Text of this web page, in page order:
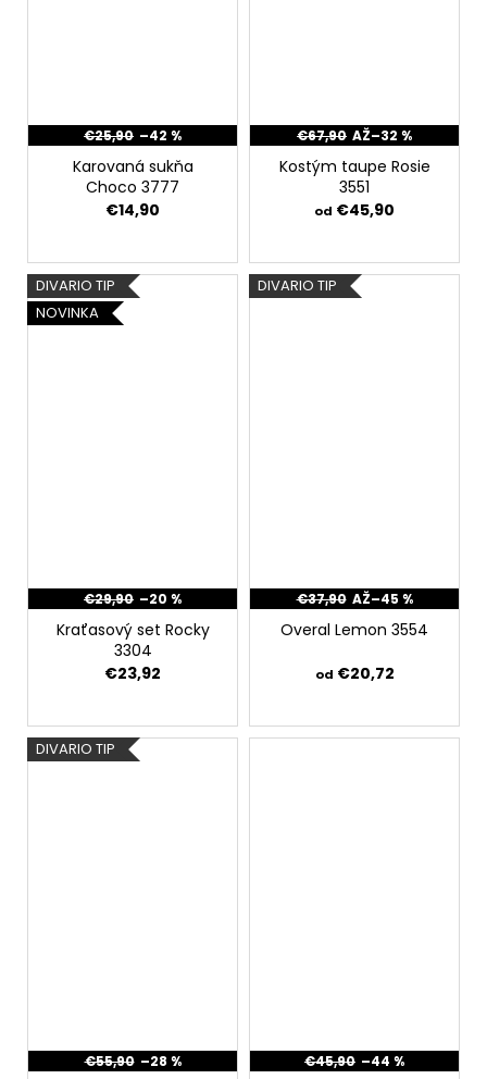
€25,90 –42 %
Karovaná sukňa
Choco 3777
€14,90
€67,90 AŽ–32 %
Kostým taupe Rosie
3551
od €45,90
DIVARIO TIP
NOVINKA
€29,90 –20 %
Kraťasový set Rocky
3304
€23,92
DIVARIO TIP
€37,90 AŽ–45 %
Overal Lemon 3554
od €20,72
DIVARIO TIP
€55,90 –28 % €45,90 –44 %